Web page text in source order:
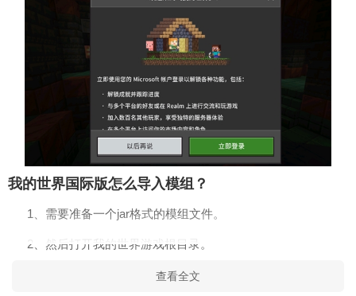
我的世界国际版怎么导入模组？
1、需要准备一个jar格式的模组文件。
2、然后打开我的世界游戏根目录。
3、进入minecraft文件夹，打开mods文件夹。
查看全文